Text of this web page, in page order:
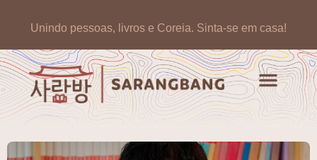
Unindo pessoas, livros e Coreia. Sinta-se em casa!